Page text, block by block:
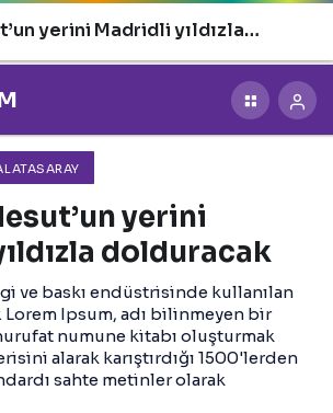
yerini
dolduracak
ve baskı endüstrisinde kullanılan
Lorem Ipsum, adı bilinmeyen bir
numune kitabı oluşturmak
alarak karıştırdığı 1500'lerden
sahte metinler olarak
yerini Madridli yıldızla